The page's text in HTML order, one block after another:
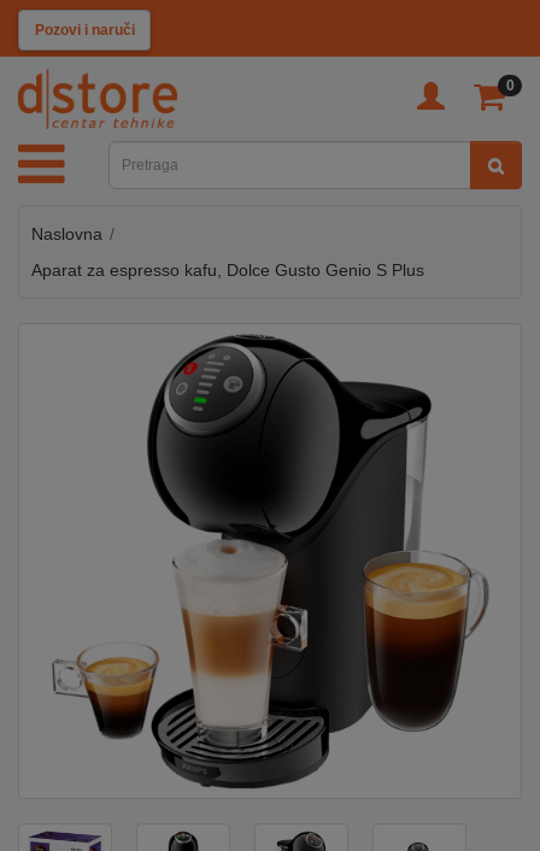
Pozovi i naruči
0
KATEGORIJE
TV
SAT
MOBILNI
UREĐAJI
ALATI
ENERGIJA
Naslovna
Aparat za espresso kafu, Dolce Gusto Genio S Plus